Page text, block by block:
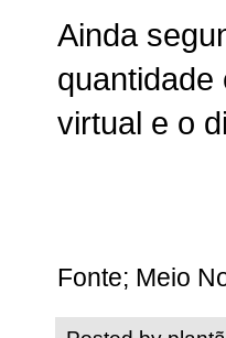
Ainda
quantidade
virtual e o
Fonte; Meio